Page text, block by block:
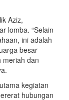
Aziz,
lomba. “Selain
ini adalah
besar
meriah dan
kegiatan
hubungan